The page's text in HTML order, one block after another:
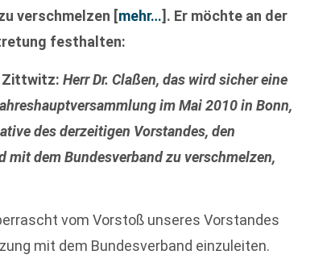
verschmelzen [mehr…] . Er möchte an der
festhalten:
Zittwitz:Herr Dr. Claßen, das wird sicher eine
im Mai 2010 in Bonn,
des derzeitigen Vorstandes, den
mit dem Bundesverband zu verschmelzen,
vom Vorstoß unseres Vorstandes
mit dem Bundesverband einzuleiten.